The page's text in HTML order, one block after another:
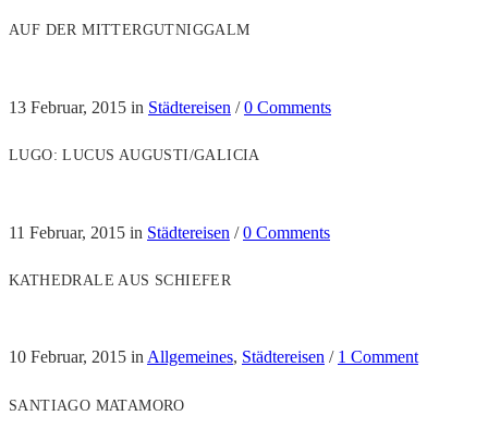
AUF DER MITTERGUTNIGGALM
13 Februar, 2015 in Städtereisen /0 Comments
LUGO: LUCUS AUGUSTI/GALICIA
11 Februar, 2015 in Städtereisen /0 Comments
KATHEDRALE AUS SCHIEFER
10 Februar, 2015 in Allgemeines, Städtereisen / 1 Comment
SANTIAGO MATAMORO